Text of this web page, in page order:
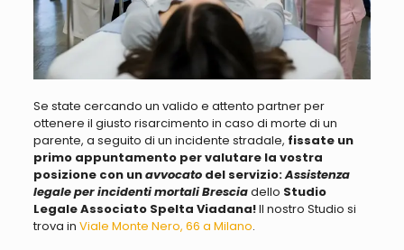
Se state cercando un valido e attento partner per
ottenere il giusto risarcimento in caso di morte di un
parente, a seguito di un incidente stradale, fissate un
primo appuntamento per valutare la vostra
posizione con unavvocato del servizio:Assistenza
legale per incidenti mortali Bresciadello Studio
Legale Associato Spelta Viadana!Il nostro Studio si
trova in Viale Monte Nero, 66 a Milano.